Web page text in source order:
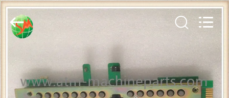
PRODUITS
2026
GSM
International
Trade
Co.,Ltd..